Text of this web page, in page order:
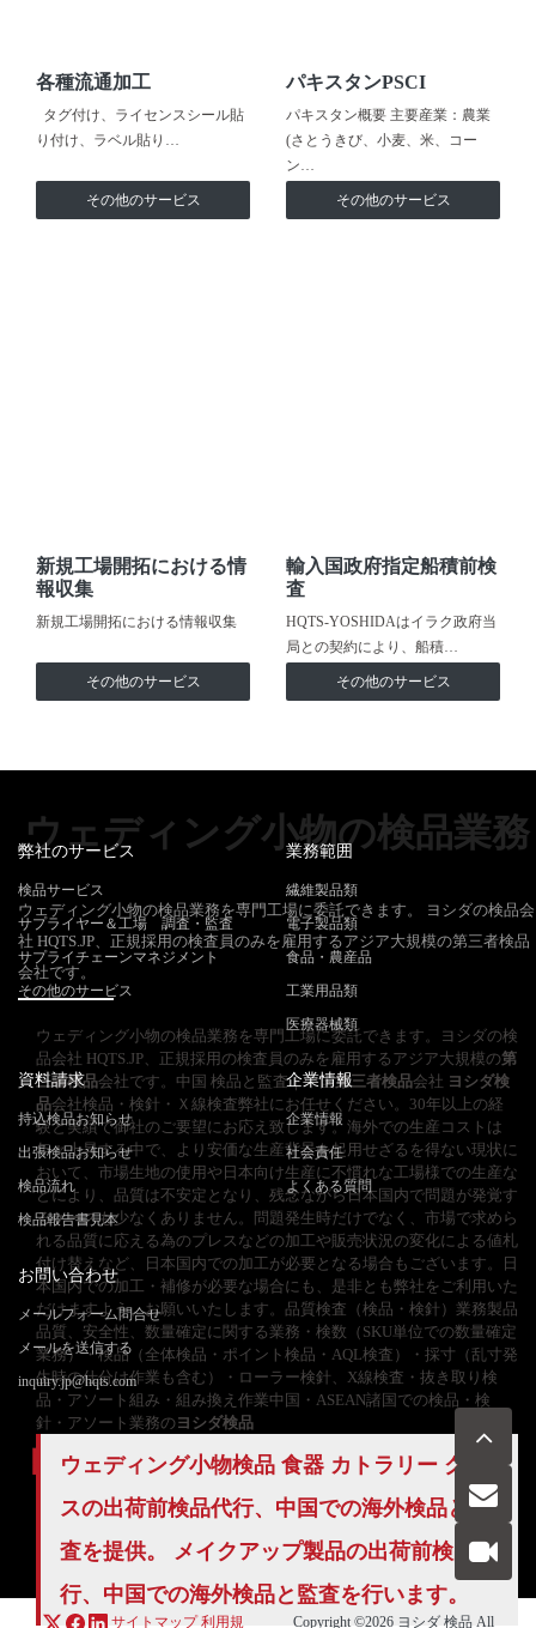
各種流通加工
タグ付け、ライセンスシール貼
り付け、ラベル貼り…
その他のサービス
パキスタンPSCI
パキスタン概要 主要産業：農業
(さとうきび、小麦、米、コー
ン…
その他のサービス
新規工場開拓における情
報収集
新規工場開拓における情報収集
その他のサービス
輸入国政府指定船積前検
査
HQTS-YOSHIDAはイラク政府当
局との契約により、船積…
その他のサービス
ウェディング小物の検品業務
ウェディング小物の検品業務を専門工場に委託できます。 ヨシダの検品会
社 HQTS.JP、正規採用の検査員のみを雇用するアジア大規模の第三者検品
会社です。
ウェディング小物の検品業務を専門工場に委託できます。ヨシダの検
品会社 HQTS.JP、正規採用の検査員のみを雇用するアジア大規模の第
三者検品会社です。中国 検品と監査｜中国第三者検品会社 ヨシダ検
品会社検品・検針・Ｘ線検査弊社にお任せください。30年以上の経
験と実績で御社のご要望にお応え致します。海外での生産コストは
年々上昇する中で、より安価な生産背景を起用せざるを得ない現状に
おいて、市場生地の使用や日本向け生産に不慣れな工場様での生産な
どにより、品質は不安定となり、残念ながら日本国内で問題が発覚す
るケースも少なくありません。問題発生時だけでなく、市場で求めら
れる品質に応える為のプレスなどの加工や販売状況の変化による値札
付け替えなど、日本国内での加工が必要となる場合もございます。日
本国内での加工・補修が必要な場合にも、是非とも弊社をご利用いた
だけますよう、お願いいたします。品質検査（検品・検針）業務製品
品質、安全性、数量確定に関する業務・検数（SKU単位での数量確定
業務）・検品（全体検品・ポイント検品・AQL検査）・採寸（乱寸発
生時の仕分け作業も含む）・ローラー検針、X線検査・抜き取り検
品・アソート組み・組み換え作業中国・ASEAN諸国での検品・検
針・アソート業務のヨシダ検品
ウェディング小物検品 食器 カトラリー グラ
スの出荷前検品代行、中国での海外検品と監
査を提供。 メイクアップ製品の出荷前検品代
行、中国での海外検品と監査を行います。
弊社のサービス
検品サービス
サプライヤー＆工場 調査・監査
サプライチェーンマネジメント
その他のサービス
業務範囲
繊維製品類
電子製品類
食品・農産品
工業用品類
医療器械類
資料請求
持込検品お知らせ
出張検品お知らせ
検品流れ
検品報告書見本
企業情報
企業情報
社会責任
よくある質問
お問い合わせ
メールフォーム問合せ
メールを送信する
inquiry.jp@hqts.com
050-5840-2657
お問い合わせ
サイトマップ 利用規 Copyright ©2026 ヨシダ 検品 All